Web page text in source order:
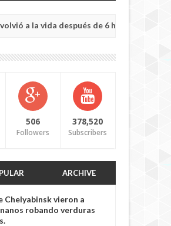
vida después de 6 horas de ser declarado
506
Followers
378,520
Subscribers
ARCHIVE
Chelyabinsk vieron a
robando verduras